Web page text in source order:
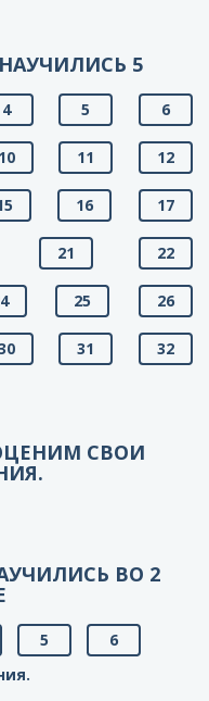
5
4 5 6
10 11 12
16 17
21 22
25 26
31 32
СВОИ
ВО 2
5
6